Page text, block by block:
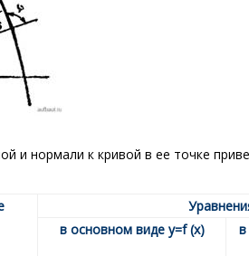
и нормали к кривой в ее точке
в основном виде y=f (х)
в